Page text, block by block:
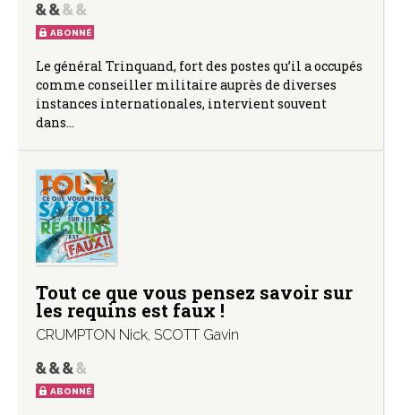
ABONNÉ
Le général Trinquand, fort des postes qu’il a occupés
comme conseiller militaire auprès de diverses
instances internationales, intervient souvent
dans…
Tout ce que vous pensez savoir sur
les requins est faux !
CRUMPTON Nick, SCOTT Gavin
ABONNÉ